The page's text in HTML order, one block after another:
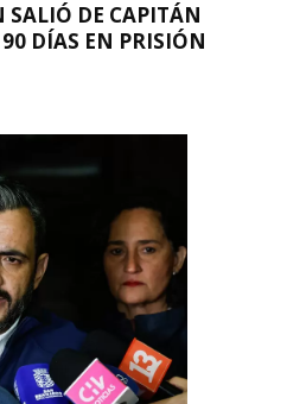
SALIÓ DE CAPITÁN
90 DÍAS EN PRISIÓN